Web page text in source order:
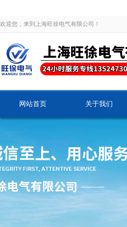
欢迎您，来到上海旺徐电气有限公司！
网站首页 关于我们